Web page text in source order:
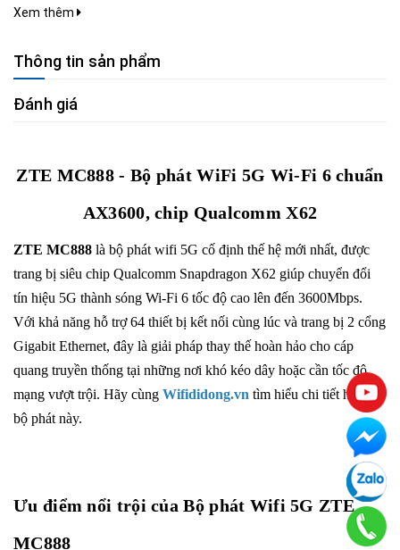
Xem thêm
Thông tin sản phẩm
Đánh giá
ZTE MC888 - Bộ phát WiFi 5G Wi-Fi 6 chuẩn
AX3600, chip Qualcomm X62
ZTE MC888 là bộ phát wifi 5G cố định thế hệ mới nhất, được
trang bị siêu chip Qualcomm Snapdragon X62 giúp chuyển đổi
tín hiệu 5G thành sóng Wi-Fi 6 tốc độ cao lên đến 3600Mbps.
Với khả năng hỗ trợ 64 thiết bị kết nối cùng lúc và trang bị 2 cổng
Gigabit Ethernet, đây là giải pháp thay thế hoàn hảo cho cáp
quang truyền thống tại những nơi khó kéo dây hoặc cần tốc độ
mạng vượt trội. Hãy cùng Wifididong.vn tìm hiểu chi tiết hơn về
bộ phát này.
Ưu điểm nổi trội của Bộ phát Wifi 5G ZTE
MC888